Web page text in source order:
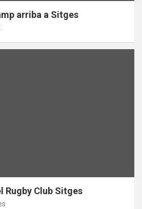
arriba a Sitges
Rugby Club Sitges